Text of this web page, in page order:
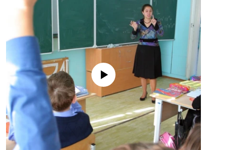
No media source currently available